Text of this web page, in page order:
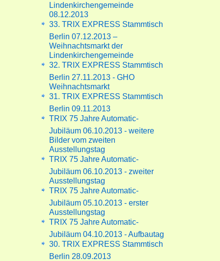
Lindenkirchengemeinde
08.12.2013
33. TRIX EXPRESS Stammtisch
Berlin 07.12.2013 –
Weihnachtsmarkt der
Lindenkirchengemeinde
32. TRIX EXPRESS Stammtisch
Berlin 27.11.2013 - GHO
Weihnachtsmarkt
31. TRIX EXPRESS Stammtisch
Berlin 09.11.2013
TRIX 75 Jahre Automatic-
Jubiläum 06.10.2013 - weitere
Bilder vom zweiten
Ausstellungstag
TRIX 75 Jahre Automatic-
Jubiläum 06.10.2013 - zweiter
Ausstellungstag
TRIX 75 Jahre Automatic-
Jubiläum 05.10.2013 - erster
Ausstellungstag
TRIX 75 Jahre Automatic-
Jubiläum 04.10.2013 - Aufbautag
30. TRIX EXPRESS Stammtisch
Berlin 28.09.2013